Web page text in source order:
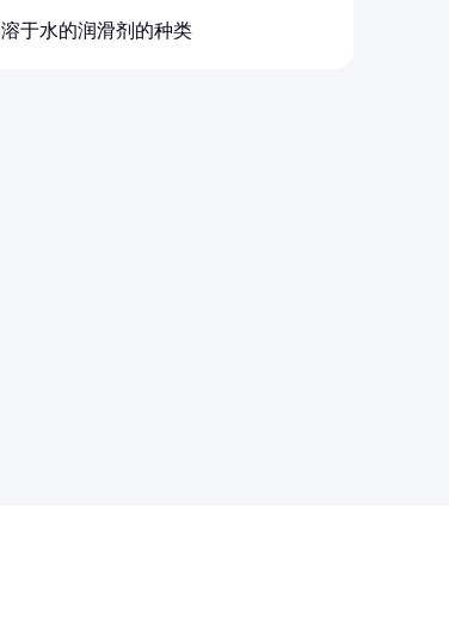
溶于水的润滑剂的种类